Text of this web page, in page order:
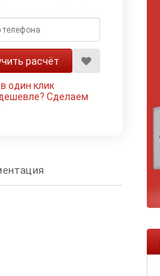
один клик
Сделаем